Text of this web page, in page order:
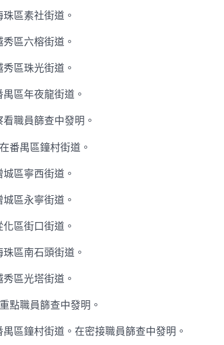
區素社街道。
區六榕街道。
區珠光街道。
區年夜龍街道。
職員篩查中發明。
番禺區鐘村街道。
區寧西街道。
區永寧街道。
區街口街道。
區南石頭街道。
區光塔街道。
點職員篩查中發明。
區鐘村街道。在密接職員篩查中發明。